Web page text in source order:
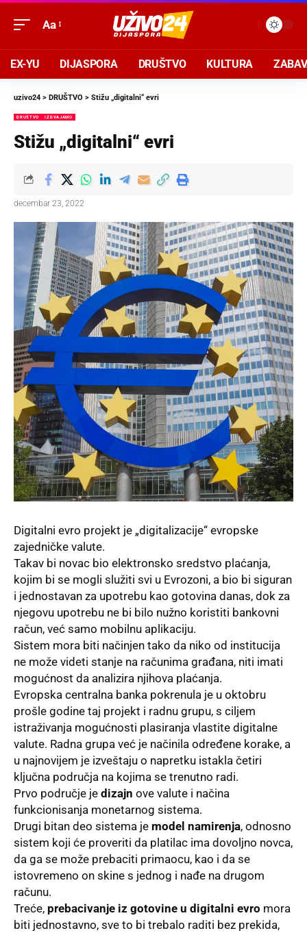
Aa
EX-YU DIJASPORA DRUŠTVO KULTURA
uzivo24 > DRUŠTVO > Stižu „digitalni“ evri
DRUŠTVO IZDVAJAMO
Stižu „digitalni“ evri
decembar 23, 2022
Digitalni evro projekt je „digitalizacije“ evropske
zajedničke valute.
Takav bi novac bio elektronsko sredstvo plaćanja,
kojim bi se mogli služiti svi u Evrozoni, a bio bi siguran
i jednostavan za upotrebu kao gotovina danas, dok za
njegovu upotrebu ne bi bilo nužno koristiti bankovni
račun, već samo mobilnu aplikaciju.
Sistem mora biti načinjen tako da niko od institucija
ne može videti stanje na računima građana, niti imati
mogućnost da analizira njihova plaćanja.
Evropska centralna banka pokrenula je u oktobru
prošle godine taj projekt i radnu grupu, s ciljem
istraživanja mogućnosti plasiranja vlastite digitalne
valute. Radna grupa već je načinila određene korake, a
u najnovijem je izveštaju o napretku istakla četiri
ključna područja na kojima se trenutno radi.
Prvo područje je dizajn ove valute i načina
funkcionisanja monetarnog sistema.
Drugi bitan deo sistema je model namirenja, odnosno
sistem koji će proveriti da platilac ima dovoljno novca,
da ga se može prebaciti primaocu, kao i da se
istovremeno on skine s jednog i nađe na drugom
računu.
Treće, prebacivanje iz gotovine u digitalni evro mora
biti jednostavno, sve to bi trebalo raditi bez prekida,